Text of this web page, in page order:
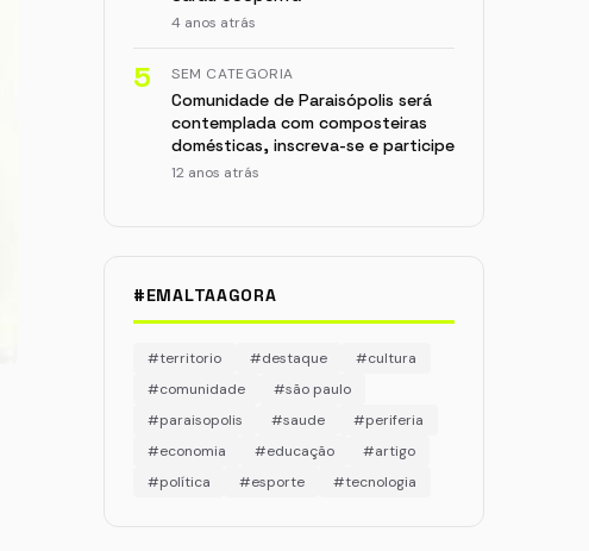
4 anos atrás
5 SEM CATEGORIA
Comunidade de Paraisópolis será
contemplada com composteiras
domésticas, inscreva-se e participe
12 anos atrás
#EMALTAAGORA
#territorio #destaque
#cultura
#comunidade
#são paulo
#paraisopolis
#saude
#periferia
#economia
#educação
#artigo
#política
#esporte #tecnologia